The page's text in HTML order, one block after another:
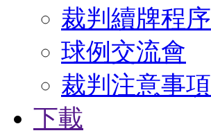
裁判續牌程序
球例交流會
裁判注意事項
下載